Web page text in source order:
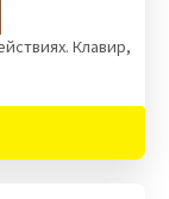
Клавир,